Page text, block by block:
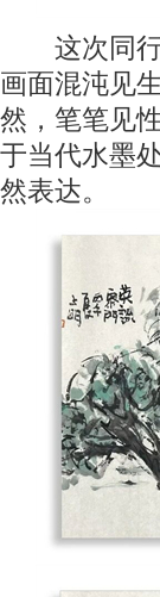
这次同行
画面混沌见
然，笔笔见
于当代水墨
然表达。